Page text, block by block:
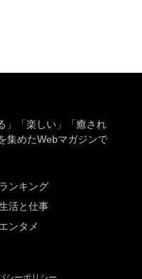
」「楽しい」「癒され
集めたWebマガジンで
ランキング
活と仕事
エンタメ